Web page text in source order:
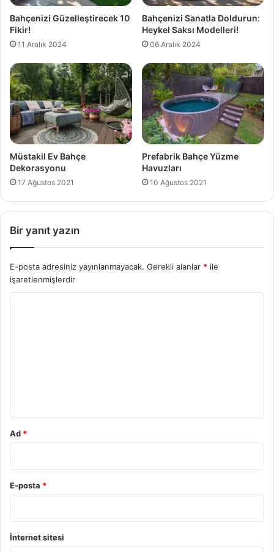
Bahçenizi Güzelleştirecek 10
Fikir!
11 Aralık 2024
Bahçenizi Sanatla Doldurun:
Heykel Saksı Modelleri!
06 Aralık 2024
Müstakil Ev Bahçe
Dekorasyonu
17 Ağustos 2021
Prefabrik Bahçe Yüzme
Havuzları
10 Ağustos 2021
Bir yanıt yazın
E-posta adresiniz yayınlanmayacak. Gerekli alanlar * ile
işaretlenmişlerdir
Ad *
E-posta *
İnternet sitesi